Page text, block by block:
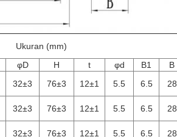
Ukuran (mm)
φD H t φd B1
B
32±3 76±3 12±1 5.5 6.5 28
32±3 76±3 12±1 5.5 6.5 28
32±3 76±3 12±1 5.5 6.5 28